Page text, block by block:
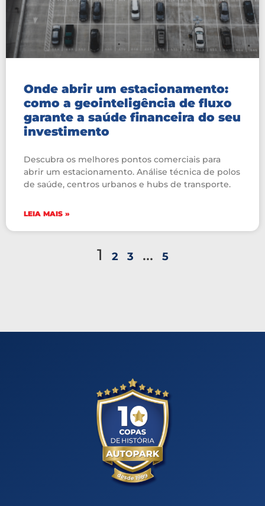
Onde abrir um estacionamento:
como a geointeligência de fluxo
garante a saúde financeira do seu
investimento
Descubra os melhores pontos comerciais para
abrir um estacionamento. Análise técnica de polos
de saúde, centros urbanos e hubs de transporte.
LEIA MAIS »
1 2 3 … 5